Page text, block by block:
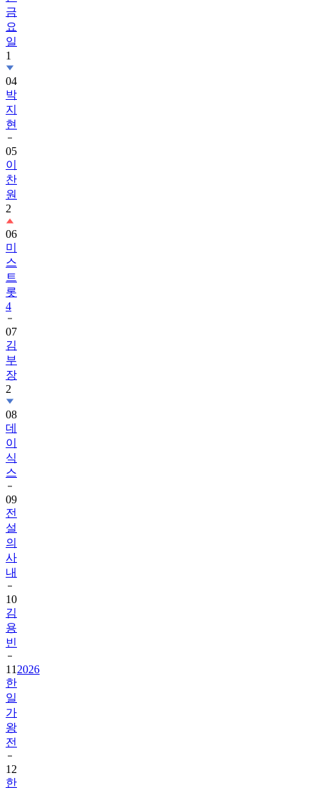
금
요
일
1
04
박
지
현
05
이
찬
원
2
06
미
스
트
롯
4
07
김
부
장
2
08
데
이
식
스
09
전
설
의
사
내
10
김
용
빈
11 2026
한
일
가
왕
전
12
한